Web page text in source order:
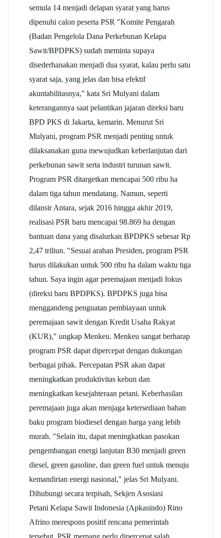
semula 14 menjadi delapan syarat yang harus
dipenuhi calon peserta PSR "Komite Pengarah
(Badan Pengelola Dana Perkebunan Kelapa
Sawit/BPDPKS) sudah meminta supaya
disederhanakan menjadi dua syarat, kalau perlu satu
syarat saja, yang jelas dan bisa efektif
akuntabilitasnya," kata Sri Mulyani dalam
keterangannya saat pelantikan jajaran direksi baru
BPD PKS di Jakarta, kemarin. Menurut Sri
Mulyani, program PSR menjadi penting untuk
dilaksanakan guna mewujudkan keberlanjutan dari
perkebunan sawit serta industri turunan sawit.
Program PSR ditargetkan mencapai 500 ribu ha
dalam tiga tahun mendatang. Namun, seperti
dilansir Antara, sejak 2016 hingga akhir 2019,
realisasi PSR baru mencapai 98.869 ha dengan
bantuan dana yang disalurkan BPDPKS sebesar Rp
2,47 triliun. "Sesuai arahan Presiden, program PSR
harus dilakukan untuk 500 ribu ha dalam waktu tiga
tahun. Saya ingin agar peremajaan menjadi fokus
(direksi baru BPDPKS). BPDPKS juga bisa
menggandeng penguatan pembiayaan untuk
peremajaan sawit dengan Kredit Usaha Rakyat
(KUR)," ungkap Menkeu. Menkeu sangat berharap
program PSR dapat dipercepat dengan dukungan
berbagai pihak. Percepatan PSR akan dapat
meningkatkan produktivitas kebun dan
meningkatkan kesejahteraan petani. Keberhasilan
peremajaan juga akan menjaga ketersediaan bahan
baku program biodiesel dengan harga yang lebih
murah. "Selain itu, dapat meningkatkan pasokan
pengembangan energi lanjutan B30 menjadi green
diesel, green gasoline, dan green fuel untuk menuju
kemandirian energi nasional," jelas Sri Mulyani.
Dihubungi secara terpisah, Sekjen Asosiasi
Petani Kelapa Sawit Indonesia (Apkasindo) Rino
Afrino merespons positif rencana pemerintah
tersebut. PSR memang perlu dipercepat salah